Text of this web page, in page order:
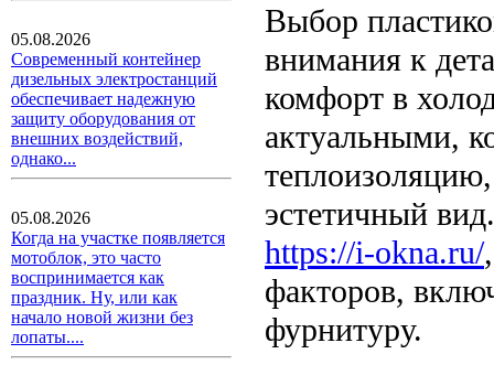
05.08.2026
Современный контейнер
дизельных электростанций
обеспечивает надежную
защиту оборудования от
внешних воздействий,
однако...
05.08.2026
Когда на участке появляется
мотоблок, это часто
воспринимается как
праздник. Ну, или как
начало новой жизни без
лопаты....
Выбор
внимания к
комфорт в
актуальными,
эстетичный
https://i-okna.ru/
факторов,
фурнитуру.